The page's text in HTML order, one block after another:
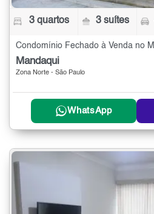
3 quartos 3 suítes
Mandaqui
Zona Norte - São Paulo
WhatsApp